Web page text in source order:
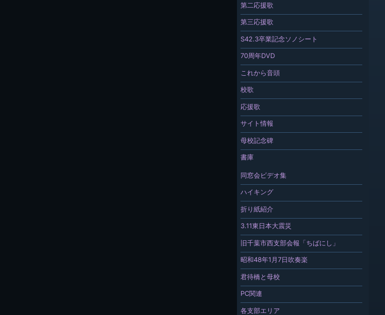
第二応援歌
第三応援歌
S42.3卒業記念ソノシート
70周年DVD
これから音頭
校歌
応援歌
サイト情報
母校記念碑
書庫
同窓会ビデオ集
ハイキング
折り紙紹介
3.11東日本大震災
旧千葉市西支部会報「ちばにし」
昭和48年1月7日吹奏楽
君待橋と母校
PC関連
各支部エリア